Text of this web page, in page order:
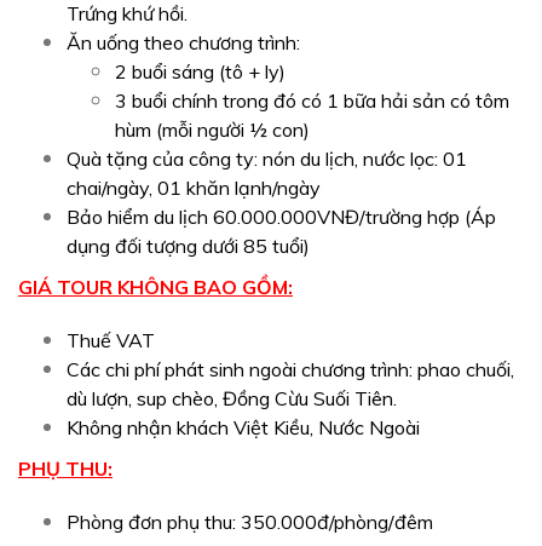
Trứng khứ hồi.
Ăn uống theo chương trình:
2 buổi sáng (tô + ly)
3 buổi chính trong đó có 1 bữa hải sản có tôm
hùm (mỗi người ½ con)
Quà tặng của công ty: nón du lịch, nước lọc: 01
chai/ngày, 01 khăn lạnh/ngày
Bảo hiểm du lịch 60.000.000VNĐ/trường hợp (Áp
dụng đối tượng dưới 85 tuổi)
GIÁ TOUR KHÔNG BAO GỒM:
Thuế VAT
Các chi phí phát sinh ngoài chương trình: phao chuối,
dù lượn, sup chèo, Đồng Cừu Suối Tiên.
Không nhận khách Việt Kiều, Nước Ngoài
PHỤ THU:
Phòng đơn phụ thu: 350.000đ/phòng/đêm